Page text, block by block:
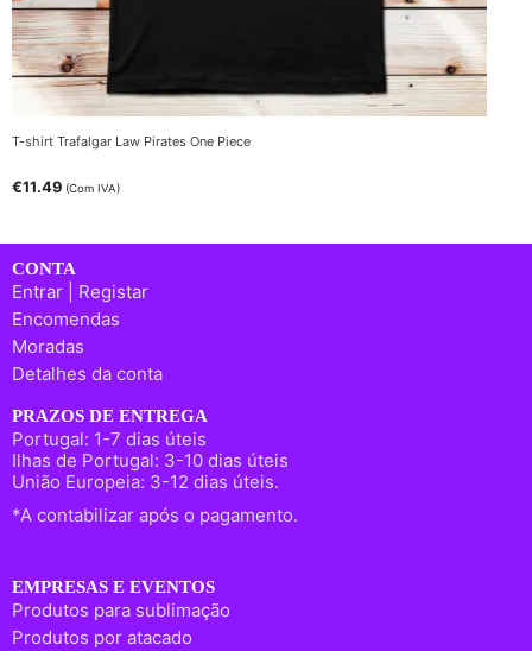
T-shirt Trafalgar Law Pirates One Piece
€11.49 (Com IVA)
CONTA
Entrar | Registar
Encomendas
Moradas
Detalhes da conta
PRAZOS DE ENTREGA
Portugal: 1-7 dias úteis
Ilhas de Portugal: 3-10 dias úteis
União Europeia: 3-12 dias úteis.
*A contabilizar após o pagamento.
EMPRESAS E EVENTOS
Produtos para sublimação
Produtos por atacado